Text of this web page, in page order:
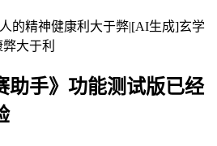
的精神健康利大于弊|[AI生成]玄学
大于利
助手》功能测试版已经